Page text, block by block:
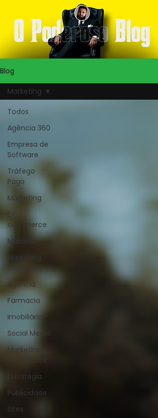
Blog
Todos
Agência 360
Empresa de
Software
Tráfego
Pago
Marketing
commerce
Makarioz
Marketing
Disruptivo
Agencia
Farmacia
Imobiliário
Social Media
Marketing
de Afiliados
Estratégia
Publicidade
Sites
Marketing